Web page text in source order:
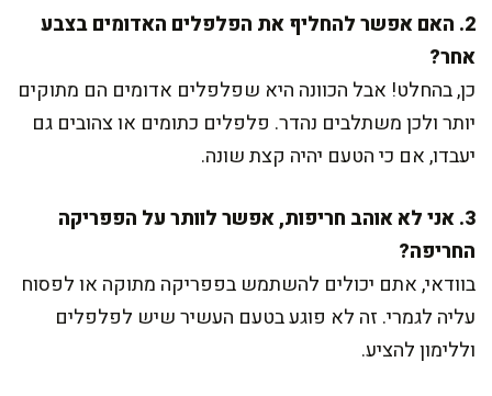
2. האם אפשר להחליף את הפלפלים האדומים בצבע
אחר?
כן, בהחלט! אבל הכוונה היא שפלפלים אדומים הם מתוקים
יותר ולכן משתלבים נהדר. פלפלים כתומים או צהובים גם
יעבדו, אם כי הטעם יהיה קצת שונה.
3. אני לא אוהב חריפות, אפשר לוותר על הפפריקה
החריפה?
בוודאי, אתם יכולים להשתמש בפפריקה מתוקה או לפסוח
עליה לגמרי. זה לא פוגע בטעם העשיר שיש לפלפלים
וללימון להציע.